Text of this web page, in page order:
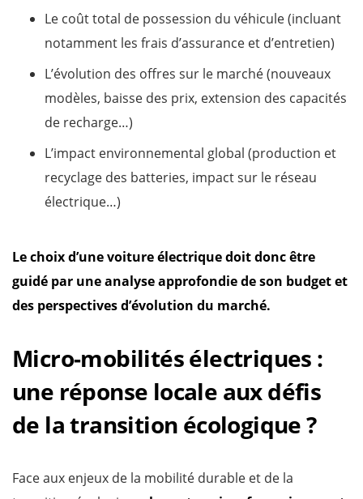
Le coût total de possession du véhicule (incluant
notamment les frais d’assurance et d’entretien)
L’évolution des offres sur le marché (nouveaux
modèles, baisse des prix, extension des capacités
de recharge…)
L’impact environnemental global (production et
recyclage des batteries, impact sur le réseau
électrique…)
Le choix d’une voiture électrique doit donc être
guidé par une analyse approfondie de son budget et
des perspectives d’évolution du marché.
Micro-mobilités électriques :
une réponse locale aux défis
de la transition écologique ?
Face aux enjeux de la mobilité durable et de la